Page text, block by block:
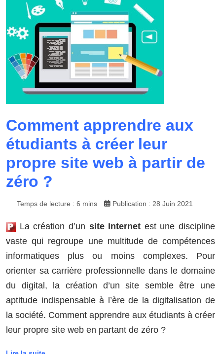
Comment apprendre aux
étudiants à créer leur
propre site web à partir de
zéro ?
Temps de lecture : 6 mins Publication : 28 Juin 2021
La création d’un site Internet est une discipline
vaste qui regroupe une multitude de compétences
informatiques plus ou moins complexes. Pour
orienter sa carrière professionnelle dans le domaine
du digital, la création d’un site semble être une
aptitude indispensable à l’ère de la digitalisation de
la société. Comment apprendre aux étudiants à créer
leur propre site web en partant de zéro ?